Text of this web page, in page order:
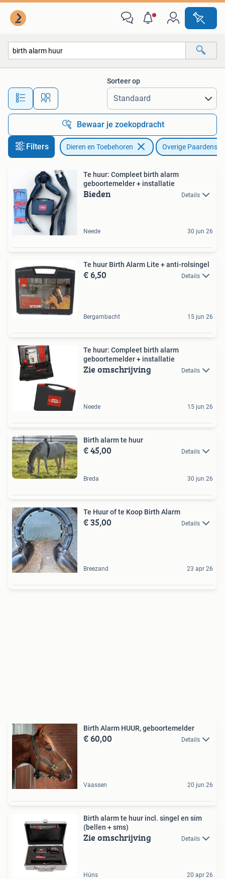
Alle afstanden…
Sorteer op
Bewaar je zoekopdracht
Filters Dieren en Toebehoren Overige
Te huur: Compleet birth alarm
geboortemelder + installatie
Bieden Details
Neede 30 jun 26
Te huur Birth Alarm Lite + anti-rolsingel
€ 6,50 Details
Bergambacht 15 jun 26
Te huur: Compleet birth alarm
geboortemelder + installatie
Zie omschrijving Details
Neede 15 jun 26
Birth alarm te huur
€ 45,00 Details
Breda 30 jun 26
Te Huur of te Koop Birth Alarm
€ 35,00 Details
Breezand 23 apr 26
Birth Alarm HUUR, geboortemelder
€ 60,00 Details
Vaassen 20 jun 26
Birth alarm te huur incl. singel en sim
(bellen + sms)
Zie omschrijving Details
Húns 20 apr 26